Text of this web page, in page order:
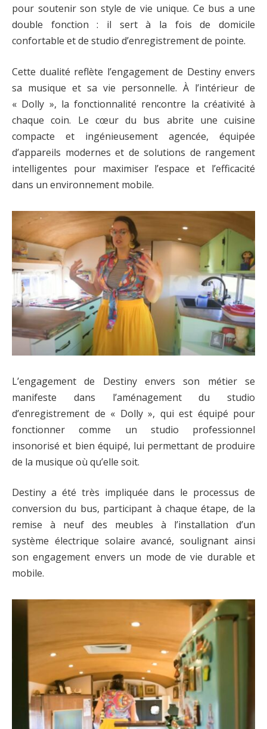
pour soutenir son style de vie unique. Ce bus a une
double fonction : il sert à la fois de domicile
confortable et de studio d’enregistrement de pointe.
Cette dualité reflète l’engagement de Destiny envers
sa musique et sa vie personnelle. À l’intérieur de
« Dolly », la fonctionnalité rencontre la créativité à
chaque coin. Le cœur du bus abrite une cuisine
compacte et ingénieusement agencée, équipée
d’appareils modernes et de solutions de rangement
intelligentes pour maximiser l’espace et l’efficacité
dans un environnement mobile.
L’engagement de Destiny envers son métier se
manifeste dans l’aménagement du studio
d’enregistrement de « Dolly », qui est équipé pour
fonctionner comme un studio professionnel
insonorisé et bien équipé, lui permettant de produire
de la musique où qu’elle soit.
Destiny a été très impliquée dans le processus de
conversion du bus, participant à chaque étape, de la
remise à neuf des meubles à l’installation d’un
système électrique solaire avancé, soulignant ainsi
son engagement envers un mode de vie durable et
mobile.